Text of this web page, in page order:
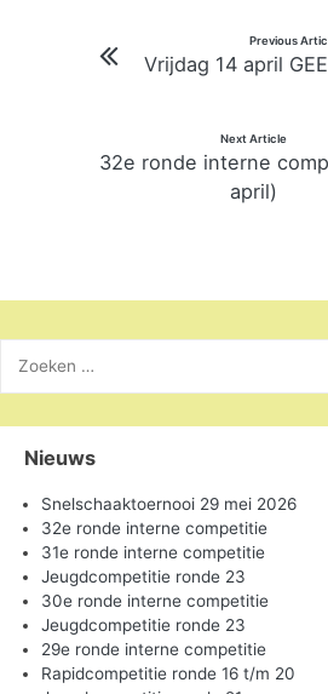
navigatie
Previous
Vrijdag 14 april
Next Article
32e ronde interne
april)
naar:
Nieuws
Snelschaaktoernooi 29 mei 2026
32e ronde interne competitie
31e ronde interne competitie
Jeugdcompetitie ronde 23
30e ronde interne competitie
Jeugdcompetitie ronde 23
29e ronde interne competitie
Rapidcompetitie ronde 16 t/m 20